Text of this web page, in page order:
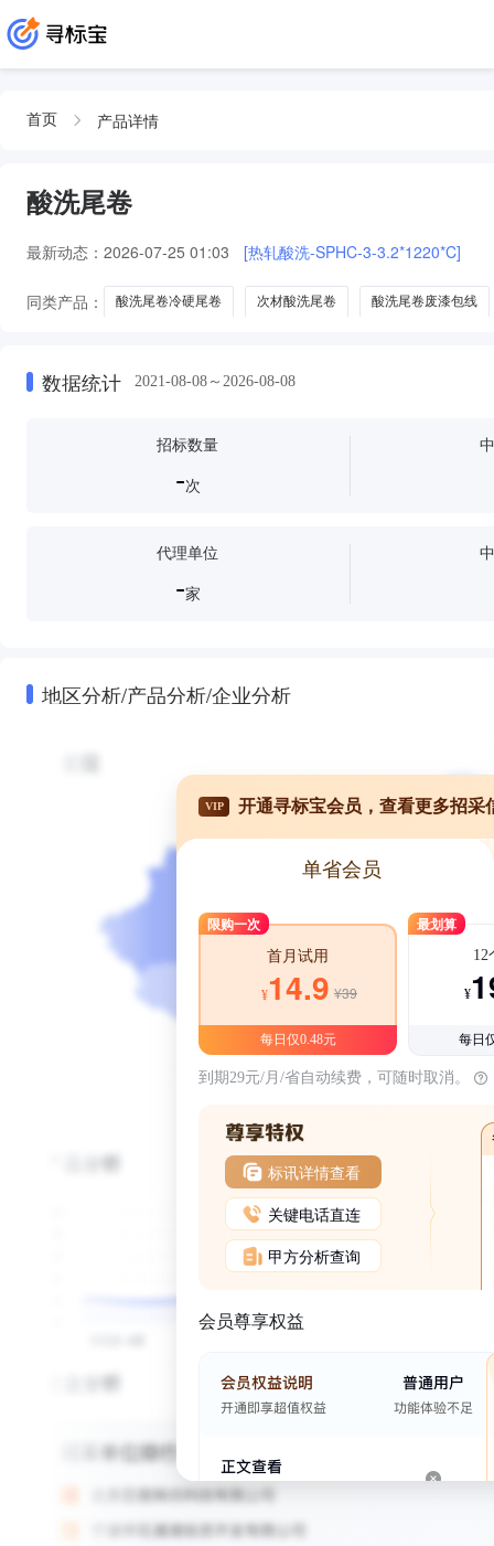
首页 产品详情
酸洗尾卷
最新动态： 2026-07-25 01:03 [热轧酸洗-SPHC-3-3.2*1220*C]
同类产品： 酸洗尾卷冷硬尾卷 次材酸洗尾卷 酸洗尾卷废漆包线
数据统计 2021-08-08～2026-08-08
招标数量
-次
代理单位
-家
地区分析/产品分析/企业分析
VIP 开通寻标宝会员，查看更多招采
单省会员
限购一次
首月试用
¥14.9 ¥39
每日仅0.48元
最划算
12
¥
每日
到期29元/月/省自动续费，可随时取消。
标讯详情查看
关键电话直连
甲方分析查询
会员尊享权益